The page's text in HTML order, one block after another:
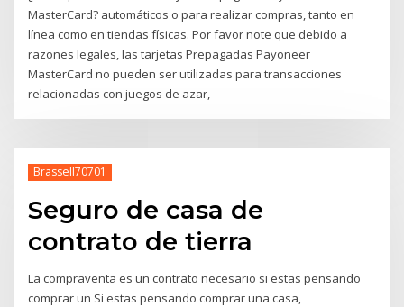
MasterCard? automáticos o para realizar compras, tanto en
línea como en tiendas físicas. Por favor note que debido a
razones legales, las tarjetas Prepagadas Payoneer
MasterCard no pueden ser utilizadas para transacciones
relacionadas con juegos de azar,
Brassell70701
Seguro de casa de
contrato de tierra
La compraventa es un contrato necesario si estas pensando
comprar un Si estas pensando comprar una casa,